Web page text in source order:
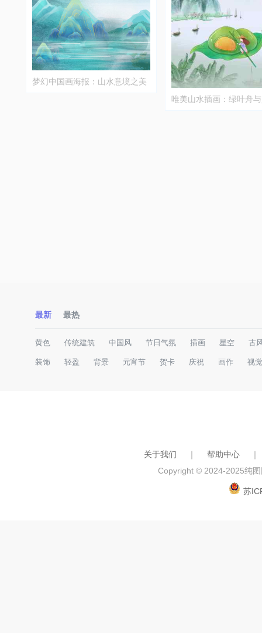
梦幻中国画海报：山水意境之美
唯美山水插画：绿叶舟
最新 最热
黄色 传统建筑 中国风 节日气氛 插画 星空 古
装饰 轻盈 背景 元宵节 贺卡 庆祝 画作 视
关于我们 ｜ 帮助中心
｜
Copyright © 2024-2025纯
苏